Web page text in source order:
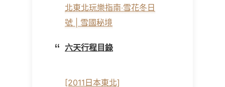
北東北玩樂指南‧雪花冬日
號 | 雪國秘境
六天行程目錄
[2011日本東北]